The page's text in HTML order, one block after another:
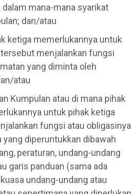
mana-mana syarikat
dan/atau
ketiga memerlukannya untuk
menjalankan fungsi
yang diminta oleh
atau
Kumpulan atau di mana pihak
untuk pihak ketiga
fungsi atau obligasinya
yang diperuntukkan dibawah
peraturan, undang-undang
garis panduan (sama ada
undang-undang atau